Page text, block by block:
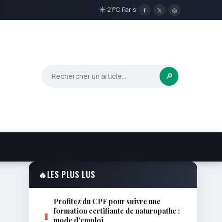
☀ 21°C Paris f 𝕏 ◎
🔎
🔥LES PLUS LUS
1
Profitez du CPF pour suivre une
formation certifiante de naturopathe :
mode d’emploi